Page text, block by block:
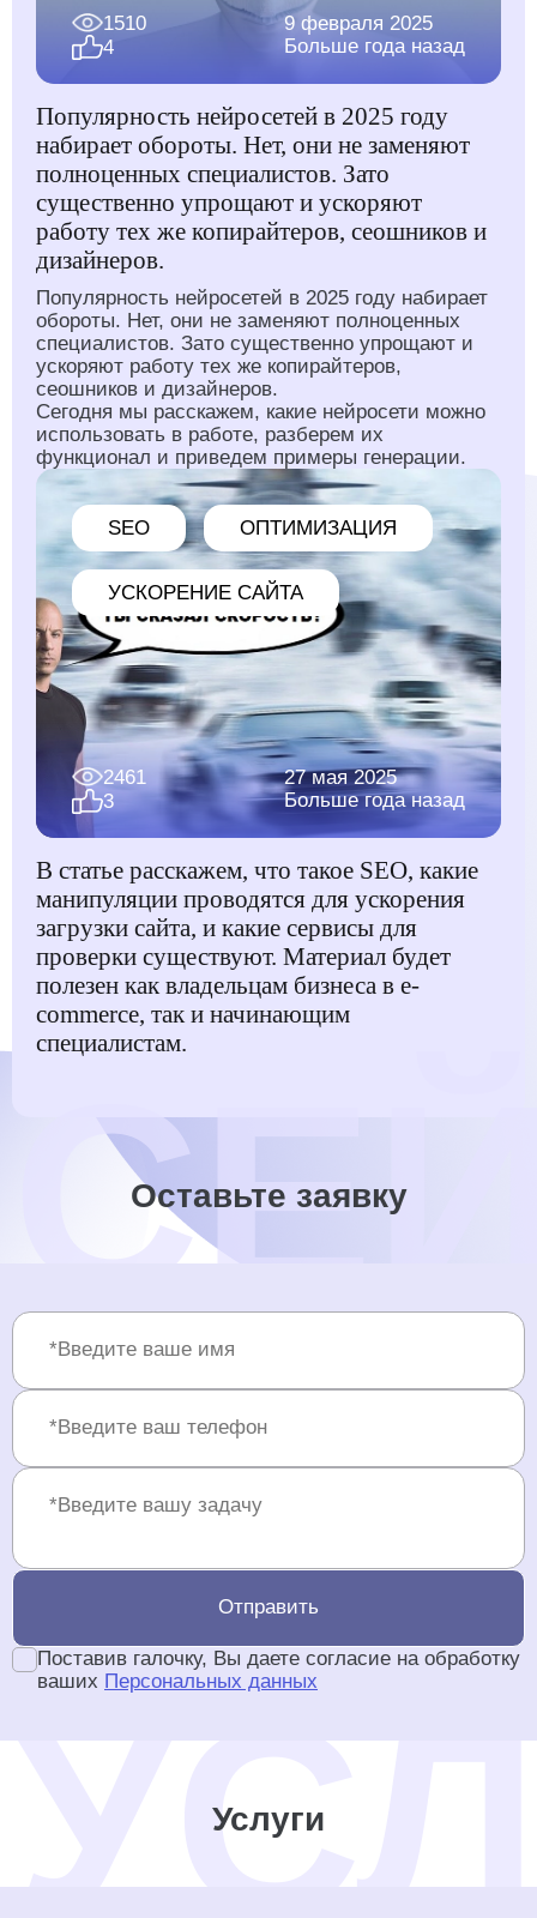
1510
4
9 февраля 2025
Больше года назад
Популярность нейросетей в 2025 году
набирает обороты. Нет, они не заменяют
полноценных специалистов. Зато
существенно упрощают и ускоряют
работу тех же копирайтеров, сеошников и
дизайнеров.
Популярность нейросетей в 2025 году набирает
обороты. Нет, они не заменяют полноценных
специалистов. Зато существенно упрощают и
ускоряют работу тех же копирайтеров,
сеошников и дизайнеров.
Сегодня мы расскажем, какие нейросети можно
использовать в работе, разберем их
функционал и приведем примеры генерации.
SEO ОПТИМИЗАЦИЯ
УСКОРЕНИЕ САЙТА
2461
3
27 мая 2025
Больше года назад
В статье расскажем, что такое SEO, какие
манипуляции проводятся для ускорения
загрузки сайта, и какие сервисы для
проверки существуют. Материал будет
полезен как владельцам бизнеса в e-
commerce, так и начинающим
специалистам.
Оставьте заявку
Отправить
Поставив галочку, Вы даете согласие на обработку
ваших Персональных данных
Услуги